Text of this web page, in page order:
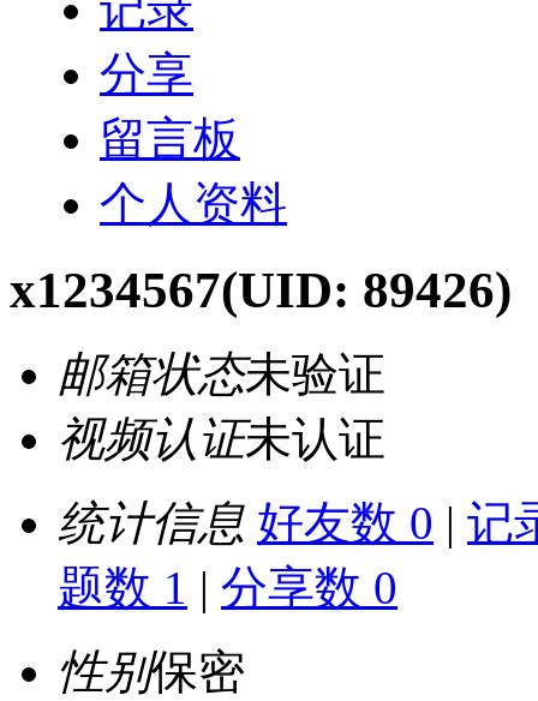
分享
留言板
个人资料
x1234567(UID: 89426)
邮箱状态未验证
视频认证未认证
统计信息 好友数 0 | 记
题数 1 | 分享数 0
性别保密